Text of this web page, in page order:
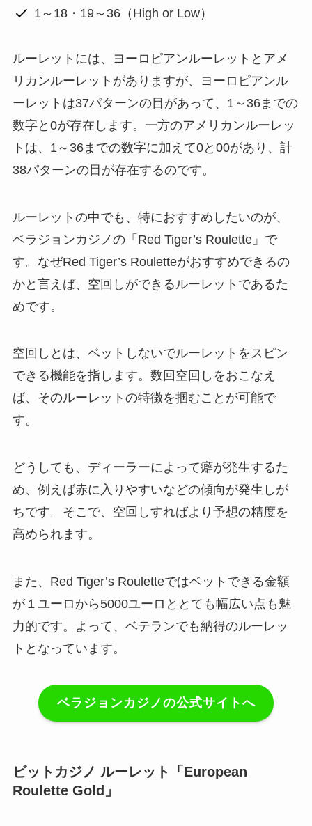
1～18・19～36（High or Low）
ルーレットには、ヨーロピアンルーレットとアメ
リカンルーレットがありますが、ヨーロピアンル
ーレットは37パターンの目があって、1～36までの
数字と0が存在します。一方のアメリカンルーレッ
トは、1～36までの数字に加えて0と00があり、計
38パターンの目が存在するのです。
ルーレットの中でも、特におすすめしたいのが、
ベラジョンカジノの「Red Tiger’s Roulette」で
す。なぜRed Tiger’s Rouletteがおすすめできるの
かと言えば、空回しができるルーレットであるた
めです。
空回しとは、ベットしないでルーレットをスピン
できる機能を指します。数回空回しをおこなえ
ば、そのルーレットの特徴を掴むことが可能で
す。
どうしても、ディーラーによって癖が発生するた
め、例えば赤に入りやすいなどの傾向が発生しが
ちです。そこで、空回しすればより予想の精度を
高められます。
また、Red Tiger’s Rouletteではベットできる金額
が１ユーロから5000ユーロととても幅広い点も魅
力的です。よって、ベテランでも納得のルーレッ
トとなっています。
ベラジョンカジノの公式サイトへ
ビットカジノ ルーレット「European
Roulette Gold」